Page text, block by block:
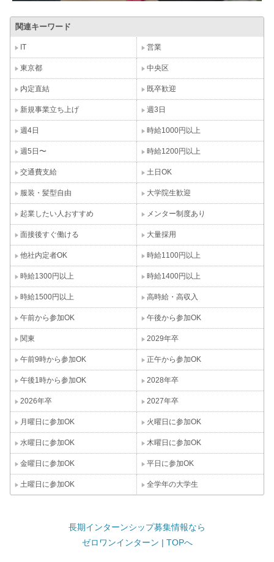
関連キーワード
IT 営業
東京都 中央区
内定直結 既卒歓迎
新規事業立ち上げ 週3日
週4日 時給1000円以上
週5日〜 時給1200円以上
交通費支給 土日OK
服装・髪型自由 大学院生歓迎
起業したい人おすすめ メンター制度あり
面接後すぐ働ける 大量採用
他社内定者OK 時給1100円以上
時給1300円以上 時給1400円以上
時給1500円以上 高時給・高収入
午前から参加OK 午後から参加OK
関東 2029年卒
午前9時から参加OK 正午から参加OK
午後1時から参加OK 2028年卒
2026年卒 2027年卒
月曜日に参加OK 火曜日に参加OK
水曜日に参加OK 木曜日に参加OK
金曜日に参加OK 平日に参加OK
土曜日に参加OK 全学年の大学生
長期インターンシップ募集情報なら
ゼロワンインターン | TOPへ